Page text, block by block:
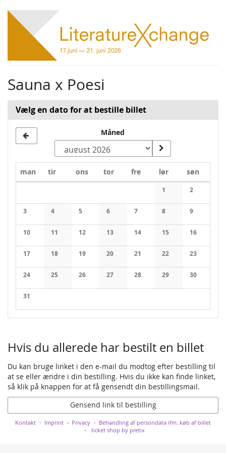
Skip to
main
content
Sauna x Poesi
Vælg en dato for at bestille billet
Måned
man Mandag
tirTirsdagonsOnsdag
torTorsdag
freFredaglørLørdagsøn
1
No events
2
No events
3
No events
4
No events
5
No events
6
No events
7
No events
8
No events
9
No events
10
No events
11
No events
12
No events
13
No events
14
No events
15
No events
16
No events
17
No events
18
No events
19
No events
20
No events
21
No events
22
No events
23
No events
24
No events
25
No events
26
No events
27
No events
28
No events
29
No events
30
No events
31
No events
Hvis du allerede har bestilt en billet
Du kan bruge linket i den e-mail du modtog efter bestilling til
at se eller ændre i din bestilling. Hvis du ikke kan finde linket,
så klik på knappen for at få gensendt din bestillingsmail.
Gensend link til bestilling
Kontakt Imprint Privacy
Behandling af persondata ifm. køb af billet
ticket shop by pretix